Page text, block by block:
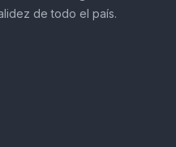
de todo el país.